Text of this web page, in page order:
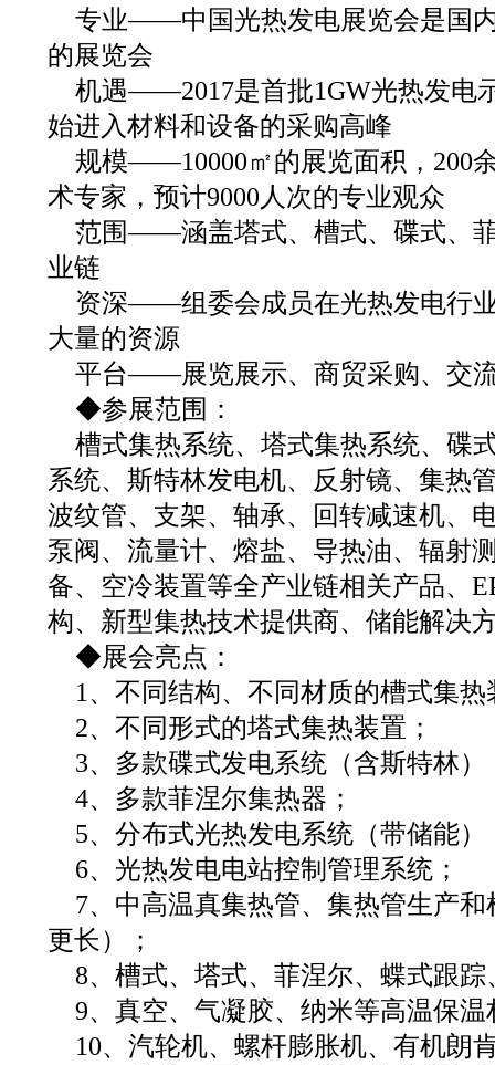
专业——中国光热发电展览会是国
的展览会
机遇——2017是首批1GW光热发电
始进入材料和设备的采购高峰
规模——10000㎡的展览面积，200
术专家，预计9000人次的专业观众
范围——涵盖塔式、槽式、碟式、
业链
资深——组委会成员在光热发电行
大量的资源
平台——展览展示、商贸采购、交
◆参展范围：
槽式集热系统、塔式集热系统、碟
系统、斯特林发电机、反射镜、集热
波纹管、支架、轴承、回转减速机、
泵阀、流量计、熔盐、导热油、辐射
备、空冷装置等全产业链相关产品、
构、新型集热技术提供商、储能解决
◆展会亮点：
1、不同结构、不同材质的槽式集热
2、不同形式的塔式集热装置；
3、多款碟式发电系统（含斯特林）
4、多款菲涅尔集热器；
5、分布式光热发电系统（带储能）
6、光热发电电站控制管理系统；
7、中高温真集热管、集热管生产
更长）；
8、槽式、塔式、菲涅尔、蝶式跟
9、真空、气凝胶、纳米等高温保温
10、汽轮机、螺杆膨胀机、有机朗